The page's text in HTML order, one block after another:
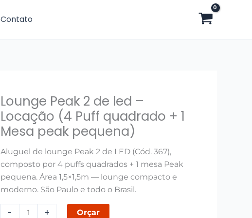
Contato
Lounge Peak 2 de led –
Locação (4 Puff quadrado + 1
Mesa peak pequena)
Aluguel de lounge Peak 2 de LED (Cód. 367),
composto por 4 puffs quadrados + 1 mesa Peak
pequena. Área 1,5×1,5m — lounge compacto e
moderno. São Paulo e todo o Brasil.
-
Lounge
Peak
2
de
led
-
Locação
(4
quadrado
+ Orçar